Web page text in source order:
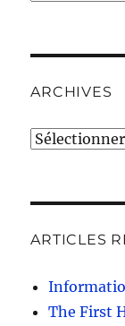
ARCHIVES
Archives
ARTICLES
The First